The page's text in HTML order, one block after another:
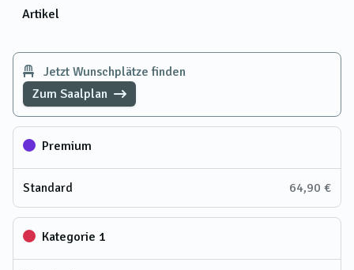
Artikel
Jetzt Wunschplätze finden
Zum Saalplan
Premium
Standard 64,90 €
Kategorie 1